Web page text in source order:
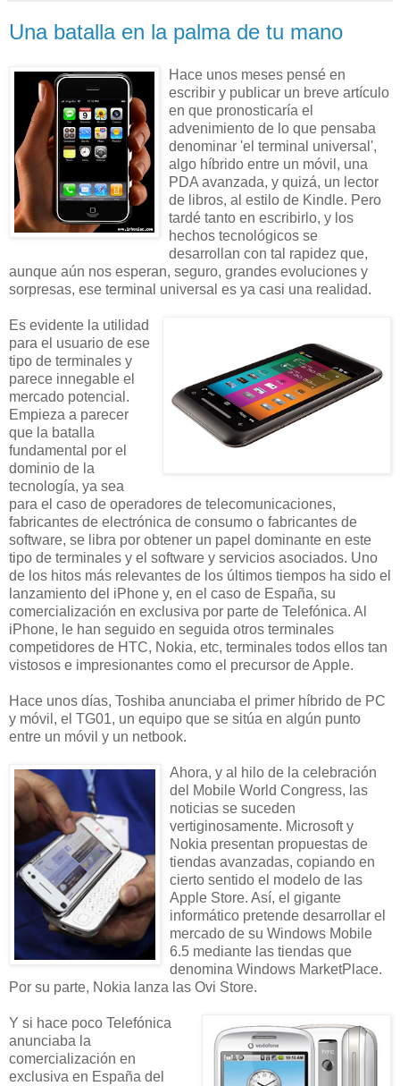
Una batalla en la palma de tu mano
Hace unos meses pensé en
escribir y publicar un breve artículo
en que pronosticaría el
advenimiento de lo que pensaba
denominar 'el terminal universal',
algo híbrido entre un móvil, una
PDA avanzada, y quizá, un lector
de libros, al estilo de Kindle. Pero
tardé tanto en escribirlo, y los
hechos tecnológicos se
desarrollan con tal rapidez que,
aunque aún nos esperan, seguro, grandes evoluciones y
sorpresas, ese terminal universal es ya casi una realidad.
Es evidente la utilidad
para el usuario de ese
tipo de terminales y
parece innegable el
mercado potencial.
Empieza a parecer
que la batalla
fundamental por el
dominio de la
tecnología, ya sea
para el caso de operadores de telecomunicaciones,
fabricantes de electrónica de consumo o fabricantes de
software, se libra por obtener un papel dominante en este
tipo de terminales y el software y servicios asociados. Uno
de los hitos más relevantes de los últimos tiempos ha sido el
lanzamiento del iPhone y, en el caso de España, su
comercialización en exclusiva por parte de Telefónica. Al
iPhone, le han seguido en seguida otros terminales
competidores de HTC, Nokia, etc, terminales todos ellos tan
vistosos e impresionantes como el precursor de Apple.
Hace unos días, Toshiba anunciaba el primer híbrido de PC
y móvil, el TG01, un equipo que se sitúa en algún punto
entre un móvil y un netbook.
Ahora, y al hilo de la celebración
del Mobile World Congress, las
noticias se suceden
vertiginosamente. Microsoft y
Nokia presentan propuestas de
tiendas avanzadas, copiando en
cierto sentido el modelo de las
Apple Store. Así, el gigante
informático pretende desarrollar el
mercado de su Windows Mobile
6.5 mediante las tiendas que
denomina Windows MarketPlace.
Por su parte, Nokia lanza las Ovi Store.
Y si hace poco Telefónica
anunciaba la
comercialización en
exclusiva en España del